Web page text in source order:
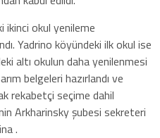
ikinci okul yenileme
Yadrino köyündeki ilk okul ise
altı okulun daha yenilenmesi
belgeleri hazırlandı ve
rekabetçi seçime dahil
Arkharinsky şubesi sekreteri
.